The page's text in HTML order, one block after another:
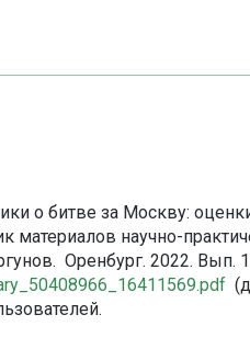
о битве за Москву:
материалов научно-
Оренбург. 2022. Вып.